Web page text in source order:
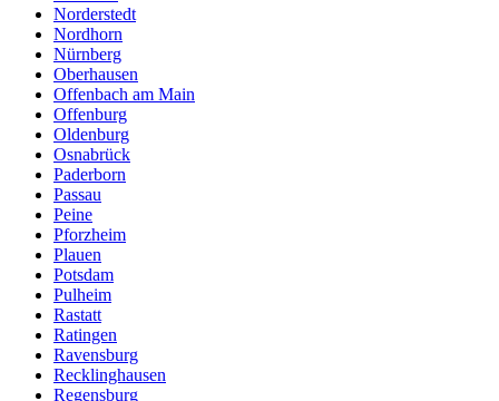
Norderstedt
Nordhorn
Nürnberg
Oberhausen
Offenbach am Main
Offenburg
Oldenburg
Osnabrück
Paderborn
Passau
Peine
Pforzheim
Plauen
Potsdam
Pulheim
Rastatt
Ratingen
Ravensburg
Recklinghausen
Regensburg